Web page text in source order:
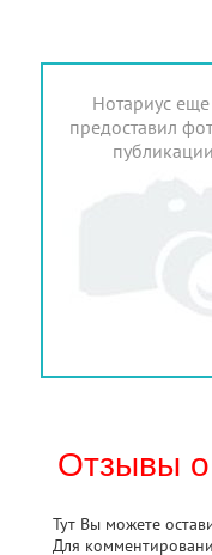
Нотариус
предоставил
Отзывы о
Тут Вы можете
Для